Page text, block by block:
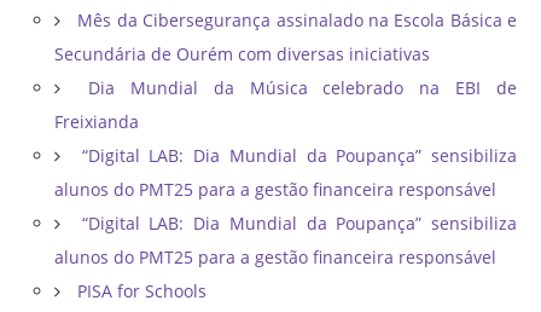
Mês da Cibersegurança assinalado na Escola Básica e
Secundária de Ourém com diversas iniciativas
Dia Mundial da Música celebrado na EBI de
Freixianda
“Digital LAB: Dia Mundial da Poupança” sensibiliza
alunos do PMT25 para a gestão financeira responsável
“Digital LAB: Dia Mundial da Poupança” sensibiliza
alunos do PMT25 para a gestão financeira responsável
PISA for Schools